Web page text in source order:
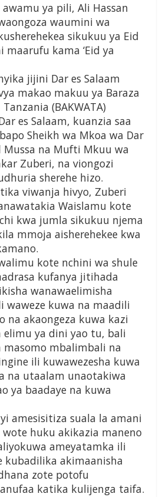
awamu ya pili, Ali Hassan
waumini wa
sikukuu ya Eid
maarufu kama ‘Eid ya
jijini Dar es Salaam
makao makuu ya Baraza
(BAKWATA)
es Salaam, kuanzia saa
Sheikh wa Mkoa wa Dar
Mussa na Mufti Mkuu wa
Zuberi, na viongozi
sherehe hizo.
viwanja hivyo, Zuberi
Waislamu kote
kwa jumla sikukuu njema
mmoja aisherehekee kwa
kote nchini wa shule
kufanya jitihada
wanawaelimisha
waweze kuwa na maadili
na akaongeza kuwa kazi
elimu ya dini yao tu, bali
masomo mbalimbali na
ili kuwawezesha kuwa
na utaalam unaotakiwa
ya baadaye na kuwa
amesisitiza suala la amani
huku akikazia maneno
ameyatamka ili
kubadilika akimaanisha
zote potofu
katika kulijenga taifa.